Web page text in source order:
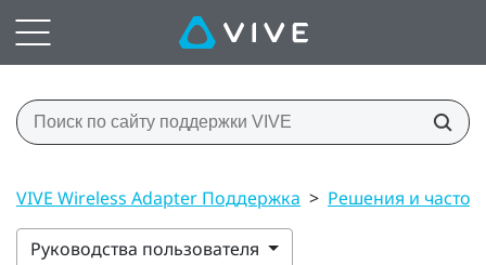
VIVE Wireless Adapter Поддержка > Решения и часто
Руководства пользователя